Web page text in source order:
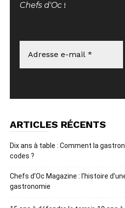
Chefs d'Oc !
ARTICLES RÉCENTS
Dix ans à table : Comment la
codes ?
Chefs d’Oc Magazine : l’histoire
gastronomie